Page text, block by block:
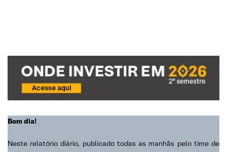
Bom dia!
Neste relatório diário, publicado todas as manhãs pelo time de